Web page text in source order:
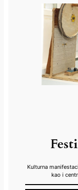
Kulturna
kao i